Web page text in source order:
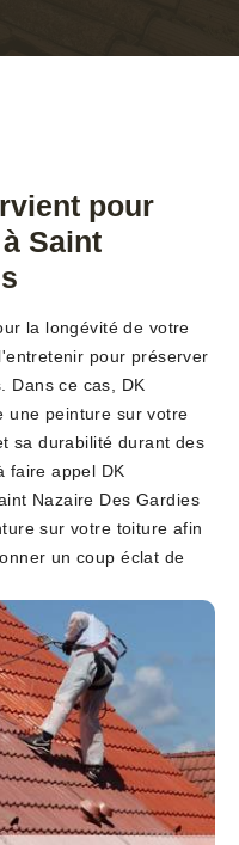
pour
Saint
la longévité de votre
pour préserver
Dans ce cas, DK
une peinture sur votre
sa durabilité durant des
faire appel DK
Nazaire Des Gardies
sur votre toiture afin
un coup éclat de